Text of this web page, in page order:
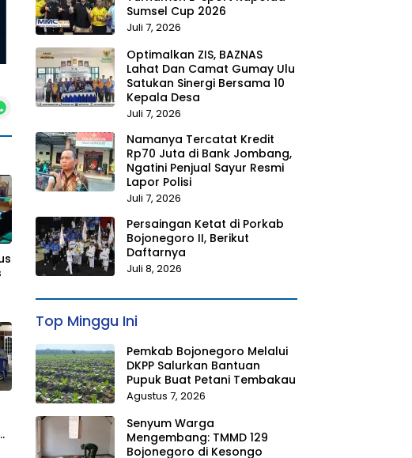
Sumsel Cup 2026
Juli 7, 2026
Optimalkan ZIS, BAZNAS
Lahat Dan Camat Gumay Ulu
Satukan Sinergi Bersama 10
Kepala Desa
Juli 7, 2026
Namanya Tercatat Kredit
Rp70 Juta di Bank Jombang,
Ngatini Penjual Sayur Resmi
Lapor Polisi
Juli 7, 2026
Persaingan Ketat di Porkab
Bojonegoro II, Berikut
Daftarnya
Juli 8, 2026
Top Minggu Ini
Pemkab Bojonegoro Melalui
DKPP Salurkan Bantuan
Pupuk Buat Petani Tembakau
Agustus 7, 2026
Senyum Warga
Mengembang: TMMD 129
Bojonegoro di Kesongo